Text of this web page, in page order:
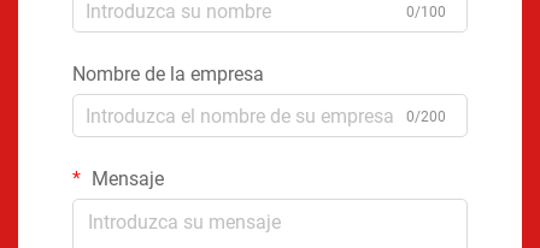
0/100
Nombre de la empresa
0/200
Mensaje